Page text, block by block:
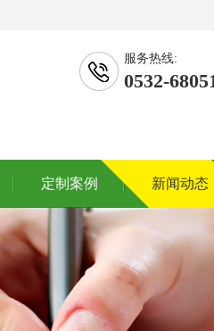
服务热线:
0532-
定制案例 新闻动态